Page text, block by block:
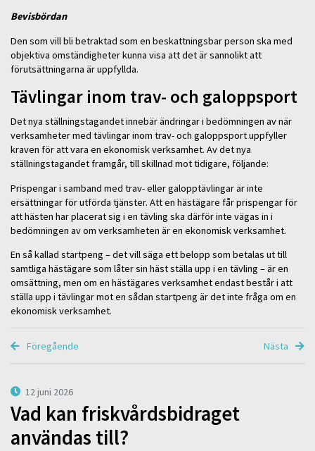
Bevisbördan
Den som vill bli betraktad som en beskattningsbar person ska med
objektiva omständigheter kunna visa att det är sannolikt att
förutsättningarna är uppfyllda.
Tävlingar inom trav- och galoppsport
Det nya ställningstagandet innebär ändringar i bedömningen av när
verksamheter med tävlingar inom trav- och galoppsport uppfyller
kraven för att vara en ekonomisk verksamhet. Av det nya
ställningstagandet framgår, till skillnad mot tidigare, följande:
Prispengar i samband med trav- eller galopptävlingar är inte
ersättningar för utförda tjänster. Att en hästägare får prispengar för
att hästen har placerat sig i en tävling ska därför inte vägas in i
bedömningen av om verksamheten är en ekonomisk verksamhet.
En så kallad startpeng – det vill säga ett belopp som betalas ut till
samtliga hästägare som låter sin häst ställa upp i en tävling – är en
omsättning, men om en hästägares verksamhet endast består i att
ställa upp i tävlingar mot en sådan startpeng är det inte fråga om en
ekonomisk verksamhet.
Föregående Nästa
12 juni 2026
Vad kan friskvårdsbidraget
användas till?